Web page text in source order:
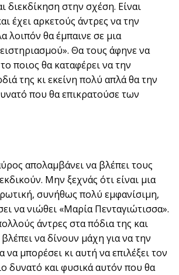
διεκδίκηση στην σχέση. Είναι
έχει αρκετούς άντρες να την
λοιπόν θα έμπαινε σε μια
Θα τους άφηνε να
ποιος θα καταφέρει να την
της κι εκείνη πολύ απλά θα την
που θα επικρατούσε των
απολαμβάνει να βλέπει τους
Μην ξεχνάς ότι είναι μια
συνήθως πολύ εμφανίσιμη,
να νιώθει «Μαρία Πενταγιώτισσα».
άντρες στα πόδια της και
να δίνουν μάχη για να την
να μπορέσει κι αυτή να επιλέξει τον
δυνατό και φυσικά αυτόν που θα